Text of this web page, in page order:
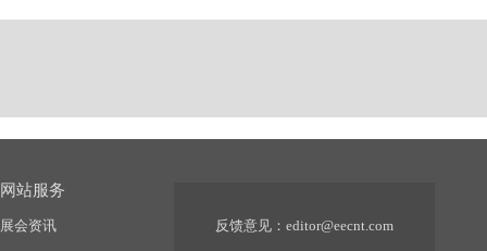
网站服务
展会资讯
反馈意见： editor@eecnt.com